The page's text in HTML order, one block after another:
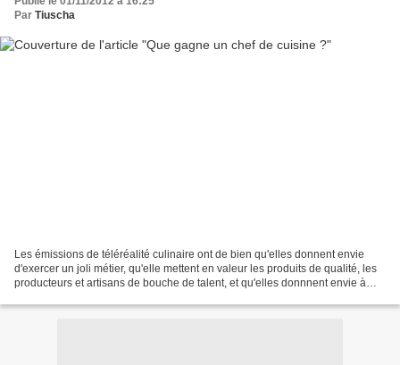
Par Tiuscha
Les émissions de téléréalité culinaire ont de bien qu'elles donnent envie
d'exercer un joli métier, qu'elle mettent en valeur les produits de qualité, les
producteurs et artisans de bouche de talent, et qu'elles donnnent envie à